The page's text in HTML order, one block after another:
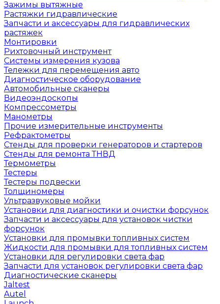
Зажимы вытяжные
Растяжки гидравлические
Запчасти и аксессуары для гидравлических
растяжек
Монтировки
Рихтовочный инструмент
Системы измерения кузова
Тележки для перемещения авто
Диагностическое оборудование
Автомобильные сканеры
Видеоэндоскопы
Компрессометры
Манометры
Прочие измерительные инструменты
Рефрактометры
Стенды для проверки генераторов и стартеров
Стенды для ремонта ТНВД
Термометры
Тестеры
Тестеры подвески
Толщиномеры
Ультразвуковые мойки
Установки для диагностики и очистки форсунок
Запчасти и аксессуары для установок чистки
форсунок
Установки для промывки топливных систем
Жидкости для промывки для топливных систем
Установки для регулировки света фар
Запчасти для установок регулировки света фар
Диагностические сканеры
Jaltest
Autel